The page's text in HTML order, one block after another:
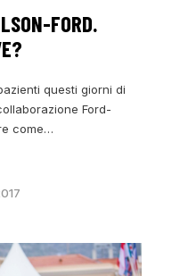
FORD.
questi giorni di
Ford-
come…